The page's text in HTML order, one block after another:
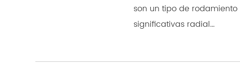
son un tipo de
significativas radial...